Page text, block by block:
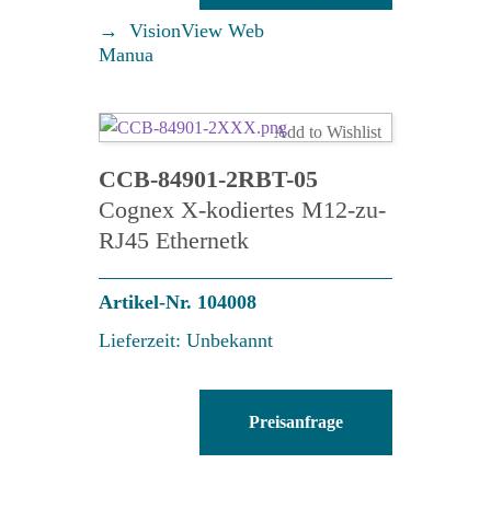
EU
Menge
VisionView Web
Manua
Add to Wishlist
CCB-84901-2RBT-05
Cognex X-kodiertes M12-zu-
RJ45 Ethernetk
Artikel-Nr. 104008
Lieferzeit: Unbekannt
2RBT-
Preisanfrage